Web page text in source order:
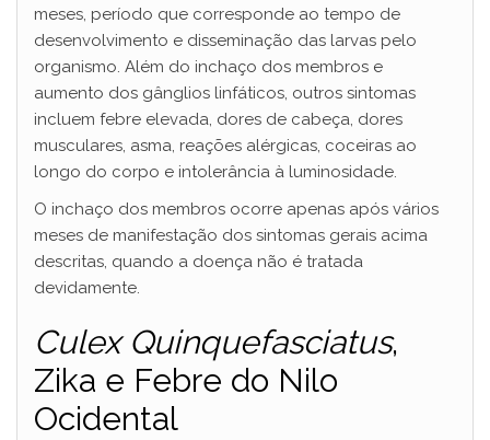
meses, período que corresponde ao tempo de
desenvolvimento e disseminação das larvas pelo
organismo. Além do inchaço dos membros e
aumento dos gânglios linfáticos, outros sintomas
incluem febre elevada, dores de cabeça, dores
musculares, asma, reações alérgicas, coceiras ao
longo do corpo e intolerância à luminosidade.
O inchaço dos membros ocorre apenas após vários
meses de manifestação dos sintomas gerais acima
descritas, quando a doença não é tratada
devidamente.
Culex Quinquefasciatus,
Zika e Febre do Nilo
Ocidental